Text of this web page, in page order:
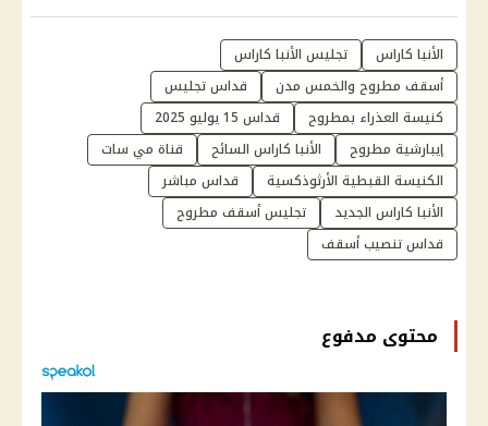
الأنبا كاراس
تجليس الأنبا كاراس
أسقف مطروح والخمس مدن
قداس تجليس
كنيسة العذراء بمطروح
قداس 15 يوليو 2025
إيبارشية مطروح
الأنبا كاراس السائح
قناة مي سات
الكنيسة القبطية الأرثوذكسية
قداس مباشر
الأنبا كاراس الجديد
تجليس أسقف مطروح
قداس تنصيب أسقف
محتوى مدفوع